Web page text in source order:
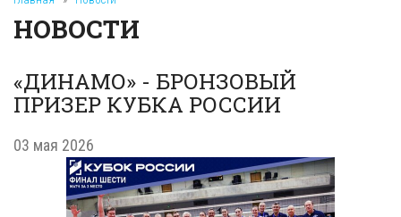
НОВОСТИ
«ДИНАМО» - БРОНЗОВЫЙ
ПРИЗЕР КУБКА РОССИИ
03 мая 2026